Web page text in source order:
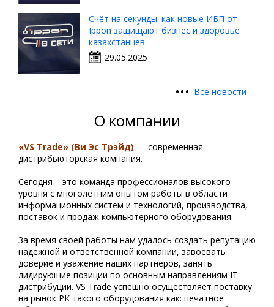
Счёт на секунды: как новые ИБП от
Ippon защищают бизнес и здоровье
казахстанцев
29.05.2025
••• Все новости
О компании
«VS Trade» (Ви Эс Трэйд) — современная
дистрибьюторская компания.
Сегодня – это команда профессионалов высокого
уровня с многолетним опытом работы в области
информационных систем и технологий, производства,
поставок и продаж компьютерного оборудования.
За время своей работы нам удалось создать репутацию
надежной и ответственной компании, завоевать
доверие и уважение наших партнеров, занять
лидирующие позиции по основным направлениям IT-
дистрибуции. VS Trade успешно осуществляет поставку
на рынок РК такого оборудования как: печатное